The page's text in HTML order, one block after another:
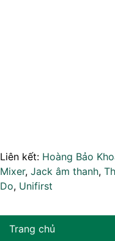
Liên kết: Hoàng Bảo
Mixer, Jack âm thanh,
Do, Unifirst
Trang chủ